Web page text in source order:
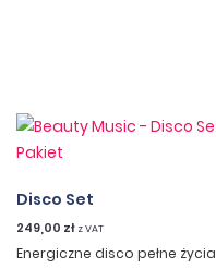
Disco Set
249,00 zł z VAT
Energiczne disco pełne życia